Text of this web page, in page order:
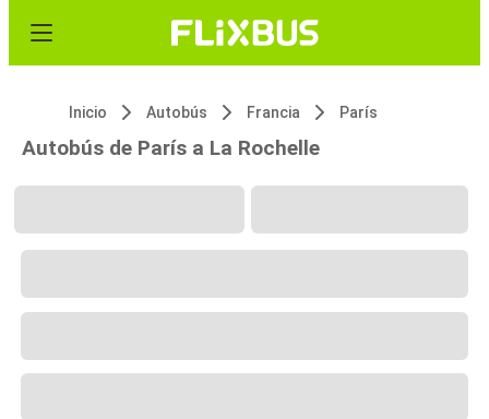
Inicio Autobús Francia París
Autobús de París a La Rochelle